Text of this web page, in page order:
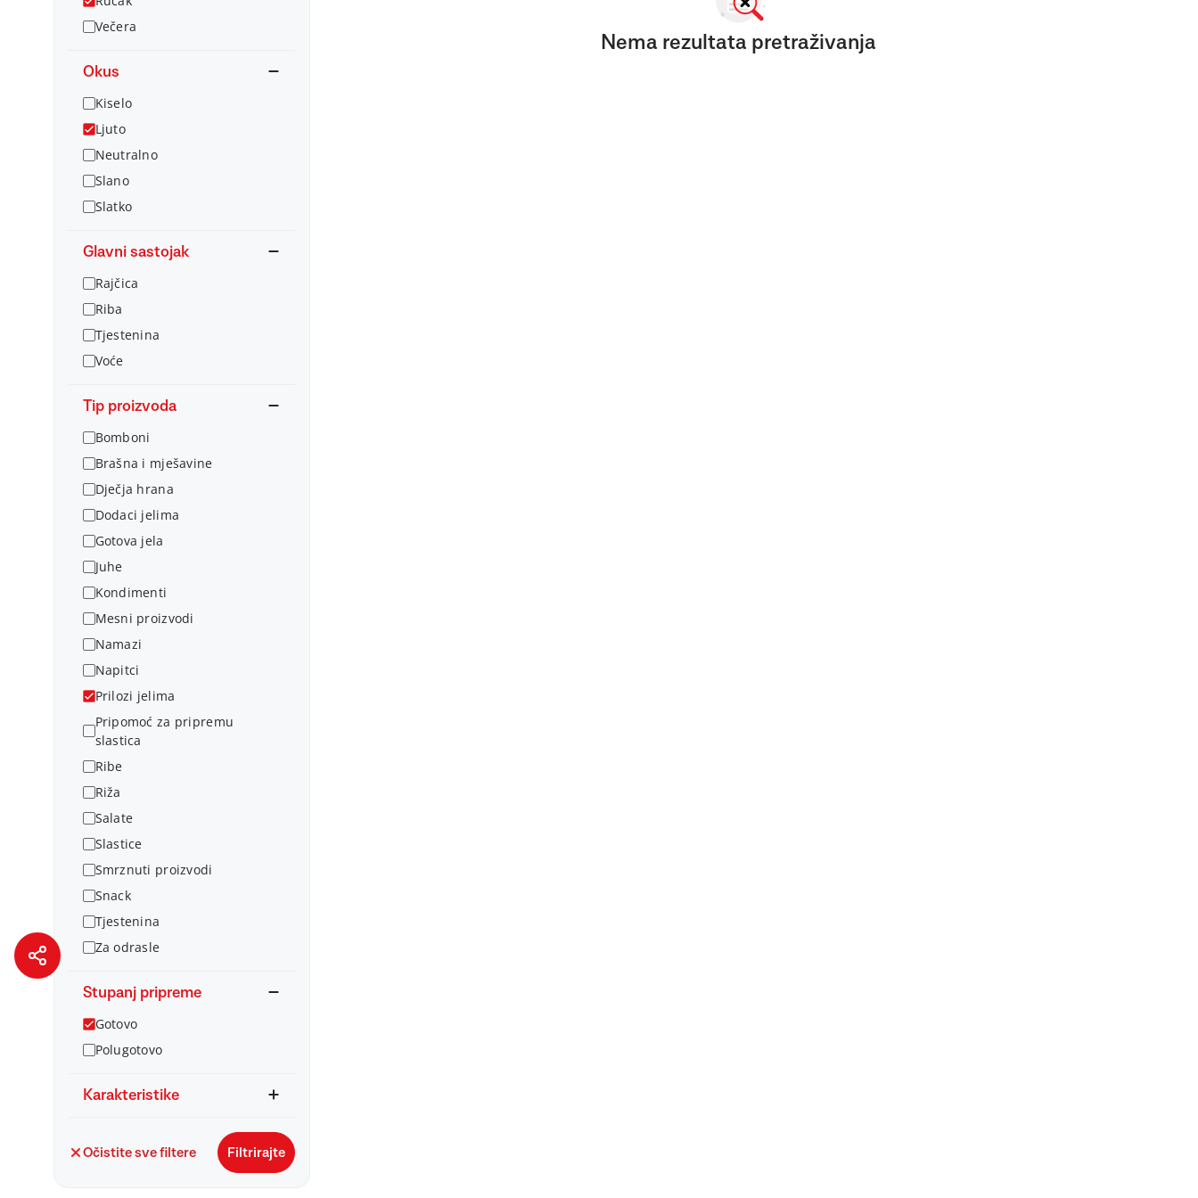
Večera
Okus
Kiselo
Ljuto
Neutralno
Slano
Slatko
Glavni sastojak
Rajčica
Riba
Tjestenina
Voće
Tip proizvoda
Bomboni
Brašna i mješavine
Dječja hrana
Dodaci jelima
Gotova jela
Juhe
Kondimenti
Mesni proizvodi
Namazi
Napitci
Prilozi jelima
Pripomoć za pripremu
slastica
Ribe
Riža
Salate
Slastice
Smrznuti proizvodi
Snack
Tjestenina
Za odrasle
Stupanj pripreme
Gotovo
Polugotovo
Karakteristike
Očistite sve filtere Filtrirajte
Nema rezultata pretraživanja